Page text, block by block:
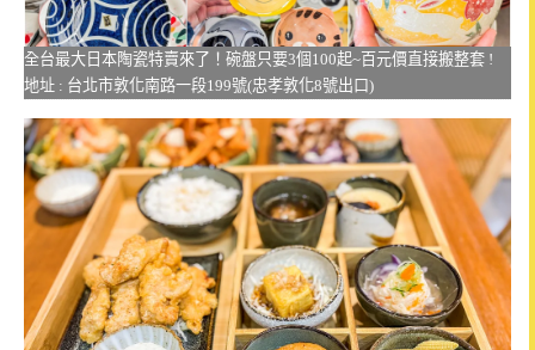
全台最大日本陶瓷特賣來了！碗盤只要3個100起~百元價直接搬整套 !
地址 : 台北市敦化南路一段199號(忠孝敦化8號出口)